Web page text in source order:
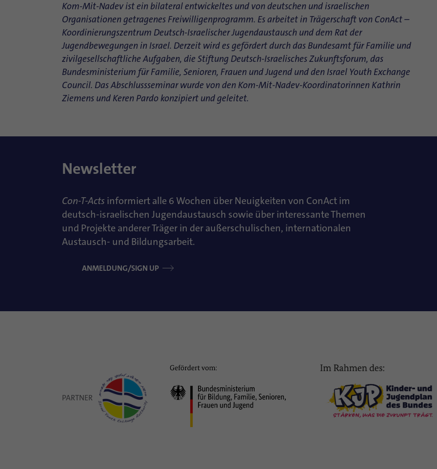
Kom-Mit-Nadev ist ein bilateral entwickeltes und von deutschen und israelischen
Organisationen getragenes Freiwilligenprogramm. Es arbeitet in Trägerschaft von ConAct –
Koordinierungszentrum Deutsch-Israelischer Jugendaustausch und dem Rat der
Jugendbewegungen in Israel. Derzeit wird es gefördert durch das Bundesamt für Familie und
zivilgesellschaftliche Aufgaben, die Stiftung Deutsch-Israelisches Zukunftsforum, das
Bundesministerium für Familie, Senioren, Frauen und Jugend und den Israel Youth Exchange
Council. Das Abschlussseminar wurde von den Kom-Mit-Nadev-Koordinatorinnen Kathrin
Ziemens und Keren Pardo konzipiert und geleitet.
Newsletter
Con-T-Acts informiert alle 6 Wochen über Neuigkeiten von ConAct im
deutsch-israelischen Jugendaustausch sowie über interessante Themen
und Projekte anderer Träger in der außerschulischen, internationalen
Austausch- und Bildungsarbeit.
ANMELDUNG/SIGN UP
PARTNER